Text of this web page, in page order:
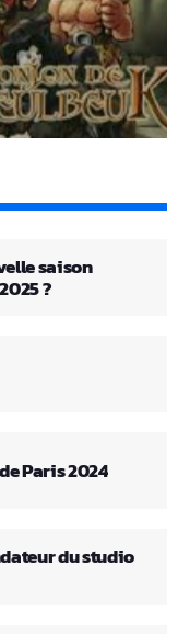
saison
?
Paris 2024
du studio